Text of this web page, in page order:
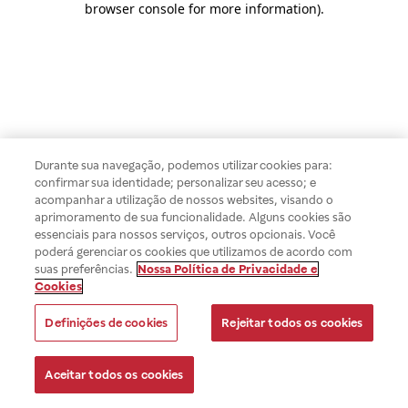
browser console for more information).
Durante sua navegação, podemos utilizar cookies para:
confirmar sua identidade; personalizar seu acesso; e
acompanhar a utilização de nossos websites, visando o
aprimoramento de sua funcionalidade. Alguns cookies são
essenciais para nossos serviços, outros opcionais. Você
poderá gerenciar os cookies que utilizamos de acordo com
suas preferências. Nossa Política de Privacidade e
Cookies
Definições de cookies Rejeitar todos os cookies
Aceitar todos os cookies